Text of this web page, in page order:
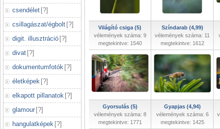
csendélet [?]
csillagászat/égbolt [?]
digit. illusztráció [?]
divat [?]
dokumentumfotók [?]
életképek [?]
elkapott pillanatok [?]
glamour [?]
hangulatképek [?]
Világító csiga (5)
vélemények száma: 9
megtekintve: 1540
Színdarab (4,99)
vélemények száma: 11
megtekintve: 1612
Gyorsulás (5)
vélemények száma: 8
megtekintve: 1771
Gyapjas (4,94)
vélemények száma: 6
megtekintve: 1425